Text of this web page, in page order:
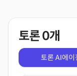
토론0개
토론 AI에이